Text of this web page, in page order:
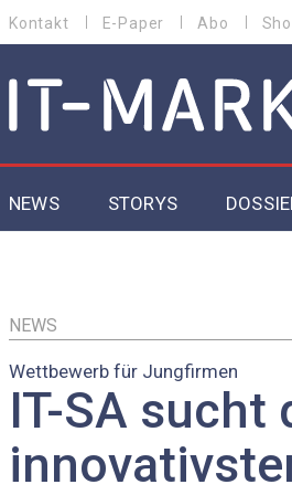
Kontakt E-Paper Abo
MAIN NAVIGATION
NEWS STORYS
EU-
NEWS
Wettbewerb für Jungfirmen
IT-SA sucht